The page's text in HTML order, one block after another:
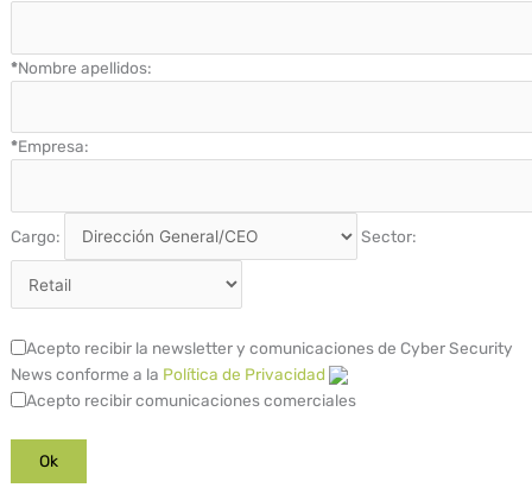
*Nombre apellidos:
*Empresa:
Cargo: Sector:
Acepto recibir la newsletter y comunicaciones de Cyber Security
News conforme a la Política de Privacidad
Acepto recibir comunicaciones comerciales